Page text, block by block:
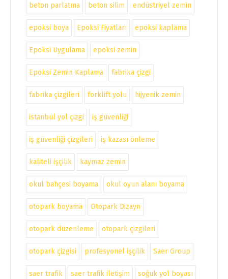
beton parlatma beton silim endüstriyel zemin
epoksi boya Epoksi Fiyatları epoksi kaplama
Epoksi Uygulama epoksi zemin
Epoksi Zemin Kaplama fabrika çizgi
fabrika çizgileri forklift yolu hijyenik zemin
istanbul yol çizgi iş güvenliği
iş güvenliği çizgileri iş kazası önleme
kaliteli işçilik kaymaz zemin
okul bahçesi boyama okul oyun alanı boyama
otopark boyama Otopark Dizayn
otopark düzenleme otopark çizgileri
otopark çizgisi profesyonel işçilik Saer Group
saer trafik saer trafik iletişim soğuk yol boyası